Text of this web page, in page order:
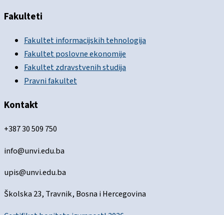
Fakulteti
Fakultet informacijskih tehnologija
Fakultet poslovne ekonomije
Fakultet zdravstvenih studija
Pravni fakultet
Kontakt
+387 30 509 750
info@unvi.edu.ba
upis@unvi.edu.ba
Školska 23, Travnik, Bosna i Hercegovina